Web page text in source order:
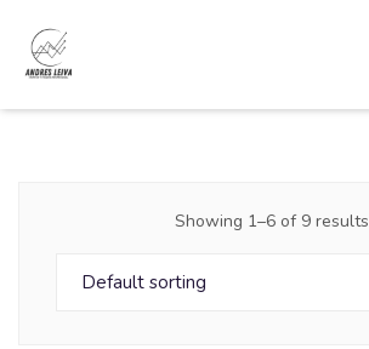
Showing 1–6 of 9 results